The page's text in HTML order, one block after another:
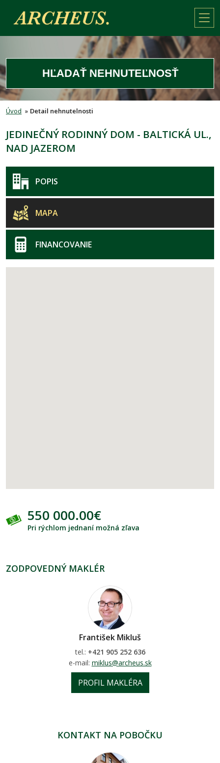
HĽADAŤ NEHNUTEĽNOSŤ
Úvod » Detail nehnutelnosti
JEDINEČNÝ RODINNÝ DOM - BALTICKÁ UL.,
NAD JAZEROM
POPIS
MAPA
FINANCOVANIE
550 000.00€
Pri rýchlom jednaní možná zľava
ZODPOVEDNÝ MAKLÉR
František Mikluš
tel.: +421 905 252 636
e-mail: miklus@archeus.sk
PROFIL MAKLÉRA
KONTAKT NA POBOČKU